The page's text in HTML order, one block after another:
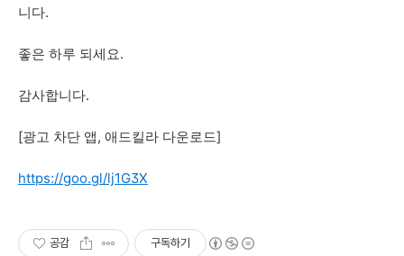
니다.
좋은 하루 되세요.
감사합니다.
[광고 차단 앱, 애드킬라 다운로드]
https://goo.gl/lj1G3X
공감 구독하기